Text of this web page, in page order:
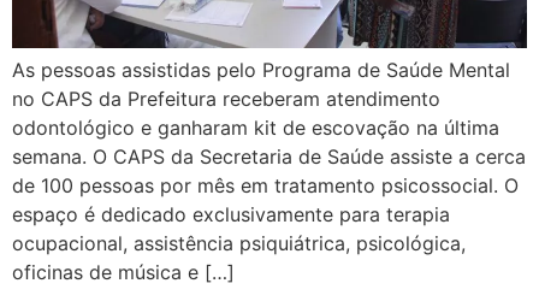
As pessoas assistidas pelo Programa de Saúde Mental
no CAPS da Prefeitura receberam atendimento
odontológico e ganharam kit de escovação na última
semana. O CAPS da Secretaria de Saúde assiste a cerca
de 100 pessoas por mês em tratamento psicossocial. O
espaço é dedicado exclusivamente para terapia
ocupacional, assistência psiquiátrica, psicológica,
oficinas de música e […]